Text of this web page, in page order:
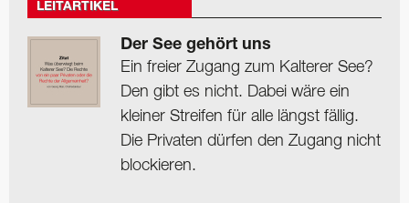
LEITARTIKEL
Der See gehört uns
Ein freier Zugang zum Kalterer See?
Den gibt es nicht. Dabei wäre ein
kleiner Streifen für alle längst fällig.
Die Privaten dürfen den Zugang nicht
blockieren.